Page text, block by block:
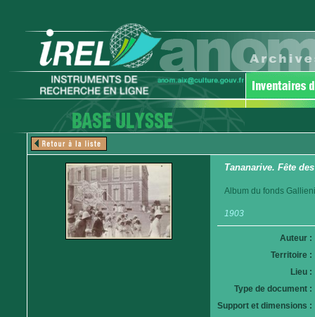
Tananarive. Fête
Album du fonds
1903
Auteur :
Territoire :
Lieu :
Type de document :
Support et dimensions :